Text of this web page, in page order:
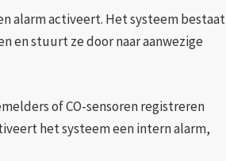
alarm activeert. Het systeem bestaat
en stuurt ze door naar aanwezige
of CO-sensoren registreren
het systeem een intern alarm,